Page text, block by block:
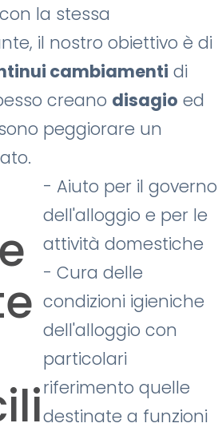
la stessa
il nostro obiettivo è di
cambiamenti di
creano disagio ed
peggiorare un
- Aiuto per il governo
dell'alloggio e per le
attività domestiche
- Cura delle
condizioni igieniche
dell'alloggio con
particolari
riferimento quelle
destinate a funzioni